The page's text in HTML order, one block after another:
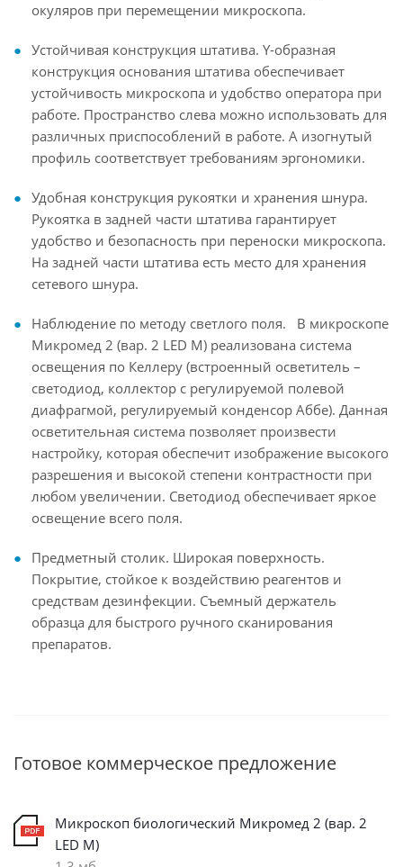
окуляров при перемещении микроскопа.
Устойчивая конструкция штатива. Y-образная
конструкция основания штатива обеспечивает
устойчивость микроскопа и удобство оператора при
работе. Пространство слева можно использовать для
различных приспособлений в работе. А изогнутый
профиль соответствует требованиям эргономики.
Удобная конструкция рукоятки и хранения шнура.
Рукоятка в задней части штатива гарантирует
удобство и безопасность при переноски микроскопа.
На задней части штатива есть место для хранения
сетевого шнура.
Наблюдение по методу светлого поля. В микроскопе
Микромед 2 (вар. 2 LED M) реализована система
освещения по Келлеру (встроенный осветитель –
светодиод, коллектор с регулируемой полевой
диафрагмой, регулируемый конденсор Аббе). Данная
осветительная система позволяет произвести
настройку, которая обеспечит изображение высокого
разрешения и высокой степени контрастности при
любом увеличении. Светодиод обеспечивает яркое
освещение всего поля.
Предметный столик. Широкая поверхность.
Покрытие, стойкое к воздействию реагентов и
средствам дезинфекции. Съемный держатель
образца для быстрого ручного сканирования
препаратов.
Готовое коммерческое предложение
Микроскоп биологический Микромед 2 (вар. 2
LED М)